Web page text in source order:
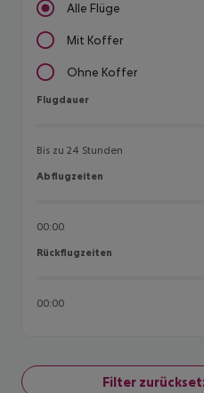
Alle Flüge
Mit Koffer
Ohne Koffer
Flugdauer
Flugdauer
Bis zu 24 Stunden
Abflugzeiten
Abflugzeiten
00:00
Rückflugzeiten
Rückflugzeiten
00:00
Filter